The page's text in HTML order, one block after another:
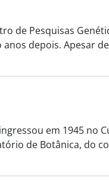
de Pesquisas
depois. Apesar
em 1945 no
de Botânica, do